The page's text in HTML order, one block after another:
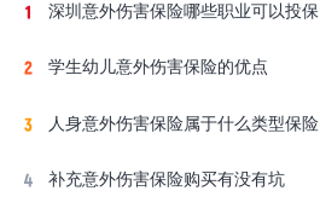
深圳意外伤害保险哪些职业可以投保
学生幼儿意外伤害保险的优点
人身意外伤害保险属于什么类型保险
补充意外伤害保险购买有没有坑